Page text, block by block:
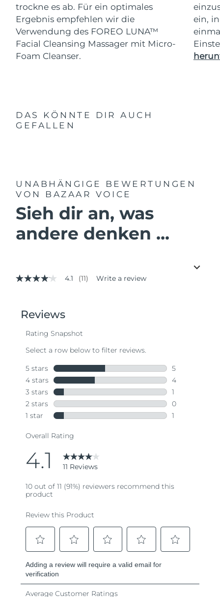
trockne es ab. Für ein optimales
Ergebnis empfehlen wir die
Verwendung des FOREO LUNA™
Facial Cleansing Massager mit Micro-
Foam Cleanser.
ein,
DAS KÖNNTE DIR AUCH
GEFALLEN
UNABHÄNGIGE BEWERTUNGEN
VON BAZAAR VOICE
Sieh dir an, was
andere denken ...
4.1
stars,
average
value.
Same
page
link.
4.1 (11) Write a review